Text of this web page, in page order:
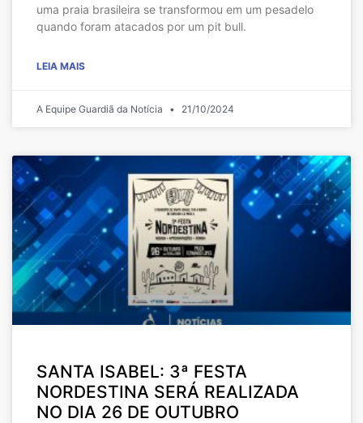
uma praia brasileira se transformou em um pesadelo
quando foram atacados por um pit bull.
LEIA MAIS
A Equipe Guardiã da Notícia 21/10/2024
SANTA ISABEL: 3ª FESTA
NORDESTINA SERÁ REALIZADA
NO DIA 26 DE OUTUBRO